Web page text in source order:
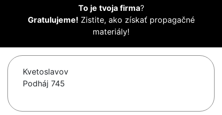
To je tvoja firma?
Gratulujeme! Zistite, ako získať propagačné
materiály!
Kvetoslavov
Podháj 745